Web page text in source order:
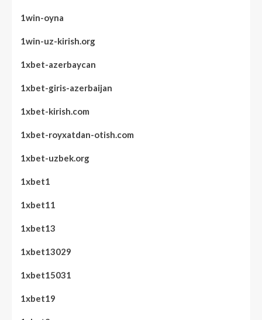
1win-oyna
1win-uz-kirish.org
1xbet-azerbaycan
1xbet-giris-azerbaijan
1xbet-kirish.com
1xbet-royxatdan-otish.com
1xbet-uzbek.org
1xbet1
1xbet11
1xbet13
1xbet13029
1xbet15031
1xbet19